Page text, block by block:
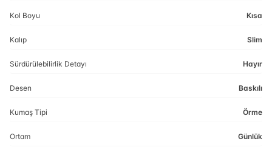
Kol Boyu Kısa
Kalıp Slim
Sürdürülebilirlik Detayı Hayır
Desen Baskılı
Kumaş Tipi Örme
Ortam Günlük